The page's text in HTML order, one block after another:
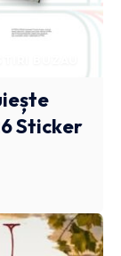
Sticker